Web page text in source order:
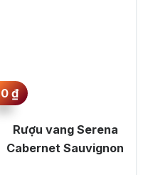
0₫
Rượu vang Serena
Cabernet Sauvignon